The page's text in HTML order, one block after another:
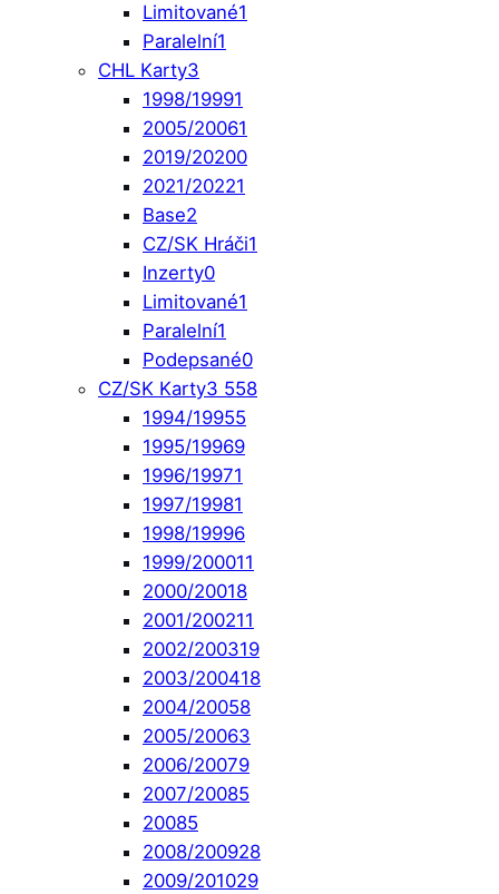
Limitované1
Paralelní1
CHL Karty3
1998/19991
2005/20061
2019/20200
2021/20221
Base2
CZ/SK Hráči1
Inzerty0
Limitované1
Paralelní1
Podepsané0
CZ/SK Karty3 558
1994/19955
1995/19969
1996/19971
1997/19981
1998/19996
1999/200011
2000/20018
2001/200211
2002/200319
2003/200418
2004/20058
2005/20063
2006/20079
2007/20085
20085
2008/200928
2009/201029